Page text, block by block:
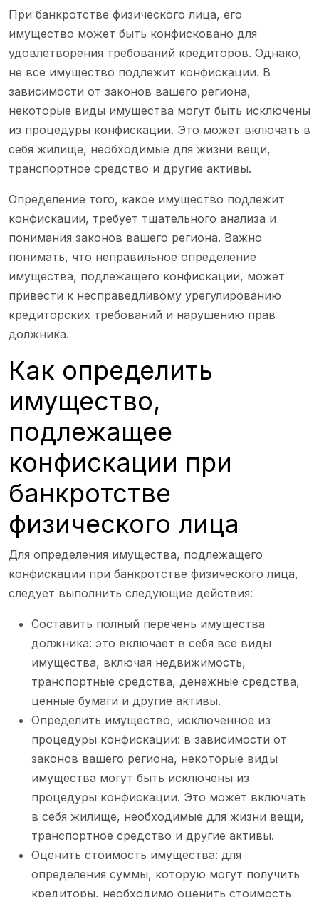
При банкротстве физического лица, его
имущество может быть конфисковано для
удовлетворения требований кредиторов. Однако,
не все имущество подлежит конфискации. В
зависимости от законов вашего региона,
некоторые виды имущества могут быть исключены
из процедуры конфискации. Это может включать в
себя жилище, необходимые для жизни вещи,
транспортное средство и другие активы.
Определение того, какое имущество подлежит
конфискации, требует тщательного анализа и
понимания законов вашего региона. Важно
понимать, что неправильное определение
имущества, подлежащего конфискации, может
привести к несправедливому урегулированию
кредиторских требований и нарушению прав
должника.
Как определить
имущество,
подлежащее
конфискации при
банкротстве
физического лица
Для определения имущества, подлежащего
конфискации при банкротстве физического лица,
следует выполнить следующие действия:
Составить полный перечень имущества
должника: это включает в себя все виды
имущества, включая недвижимость,
транспортные средства, денежные средства,
ценные бумаги и другие активы.
Определить имущество, исключенное из
процедуры конфискации: в зависимости от
законов вашего региона, некоторые виды
имущества могут быть исключены из
процедуры конфискации. Это может включать
в себя жилище, необходимые для жизни вещи,
транспортное средство и другие активы.
Оценить стоимость имущества: для
определения суммы, которую могут получить
кредиторы, необходимо оценить стоимость